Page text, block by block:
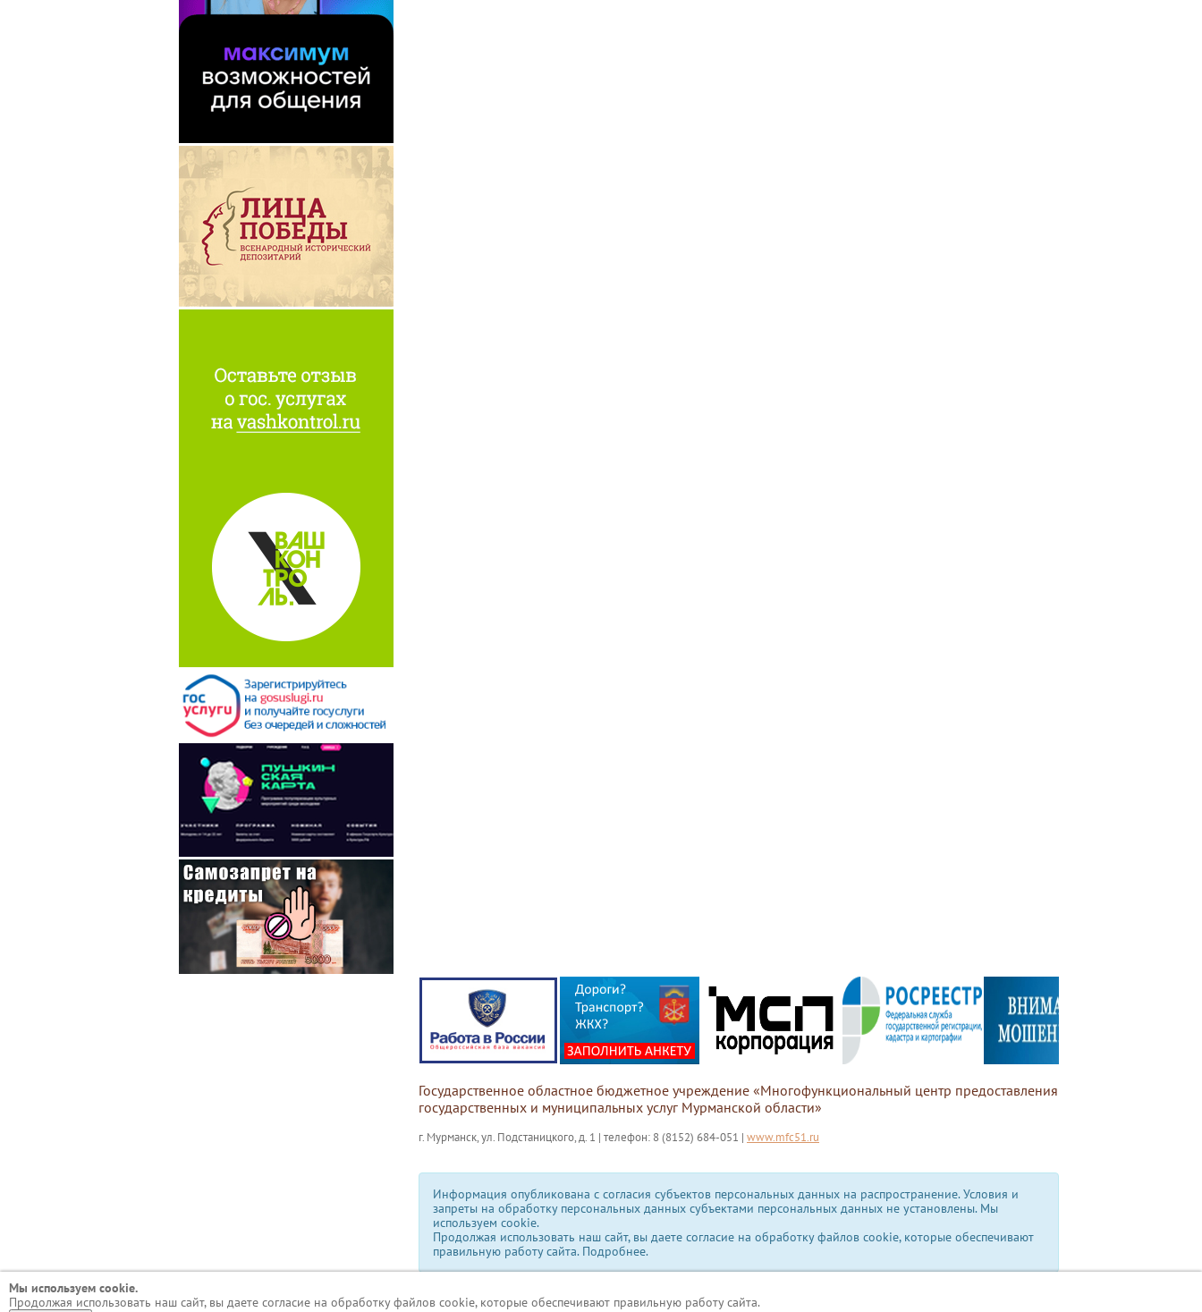
Государственное областное бюджетное учреждение «Многофункциональный центр предоставления
государственных и муниципальных услуг Мурманской области»
г. Мурманск, ул. Подстаницкого, д. 1 | телефон: 8 (8152) 684-051 | www.mfc51.ru
Информация опубликована с согласия субъектов персональных данных на распространение. Условия и
запреты на обработку персональных данных субъектами персональных данных не установлены. Мы
используем сookie.
Продолжая использовать наш сайт, вы даете согласие на обработку файлов cookie, которые обеспечивают
правильную работу сайта. Подробнее.
Мы используем сookie.
Продолжая использовать наш сайт, вы даете согласие на обработку файлов cookie, которые обеспечивают правильную работу сайта.